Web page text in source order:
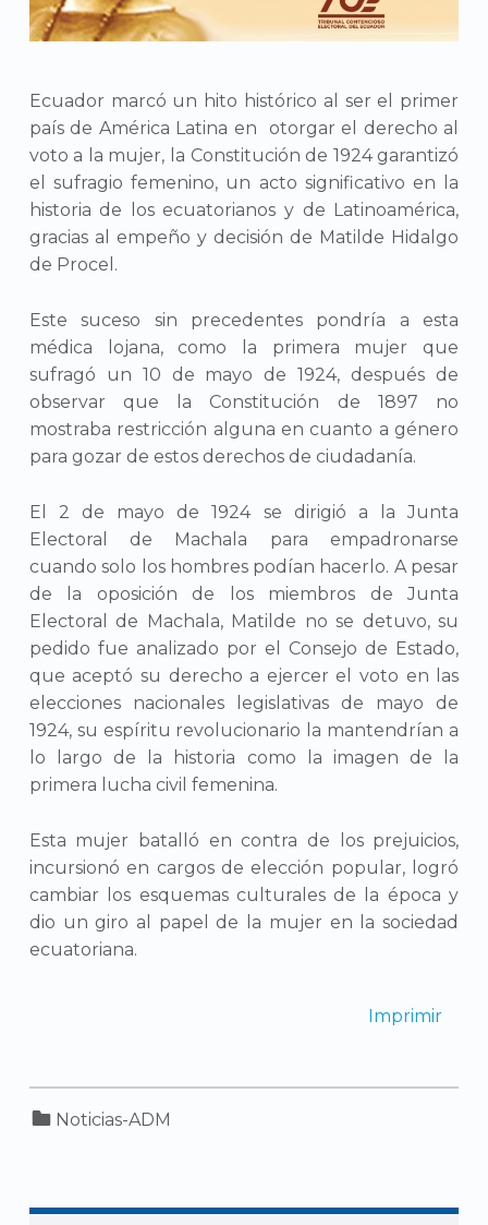
Ecuador marcó un hito histórico al ser el primer
país de América Latina en otorgar el derecho al
voto a la mujer, la Constitución de 1924 garantizó
el sufragio femenino, un acto significativo en la
historia de los ecuatorianos y de Latinoamérica,
gracias al empeño y decisión de Matilde Hidalgo
de Procel.
Este suceso sin precedentes pondría a esta
médica lojana, como la primera mujer que
sufragó un 10 de mayo de 1924, después de
observar que la Constitución de 1897 no
mostraba restricción alguna en cuanto a género
para gozar de estos derechos de ciudadanía.
El 2 de mayo de 1924 se dirigió a la Junta
Electoral de Machala para empadronarse
cuando solo los hombres podían hacerlo. A pesar
de la oposición de los miembros de Junta
Electoral de Machala, Matilde no se detuvo, su
pedido fue analizado por el Consejo de Estado,
que aceptó su derecho a ejercer el voto en las
elecciones nacionales legislativas de mayo de
1924, su espíritu revolucionario la mantendrían a
lo largo de la historia como la imagen de la
primera lucha civil femenina.
Esta mujer batalló en contra de los prejuicios,
incursionó en cargos de elección popular, logró
cambiar los esquemas culturales de la época y
dio un giro al papel de la mujer en la sociedad
ecuatoriana.
Imprimir
Noticias-ADM